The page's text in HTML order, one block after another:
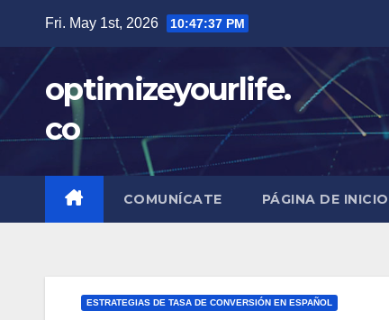
content
Fri. May 1st, 2026 10:47:38 PM
optimizeyourlife.
co
COMUNÍCATE PÁGINA DE INICIO
ESTRATEGIAS DE TASA DE CONVERSIÓN EN ESPAÑOL